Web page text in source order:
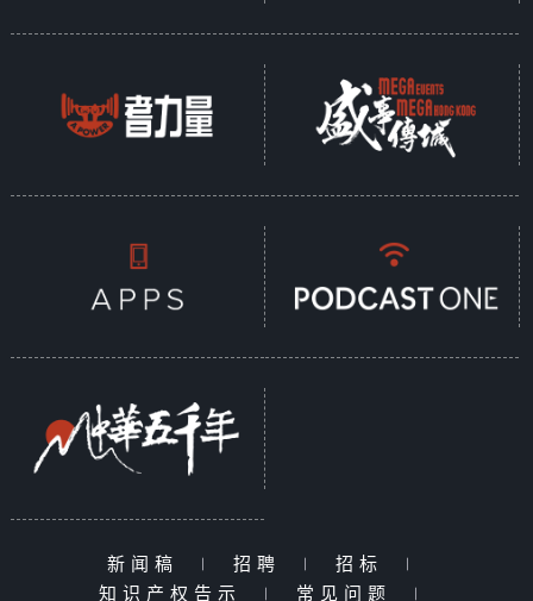
新闻稿 | 招聘 | 招标
|
知识产权告示
| 常见问题 |